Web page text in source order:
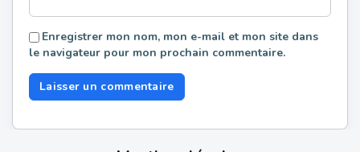
Enregistrer mon nom, mon e-mail et mon site dans
le navigateur pour mon prochain commentaire.